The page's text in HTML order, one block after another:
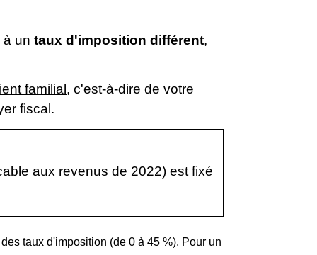
à un taux d'imposition différent,
familial , c'est-à-dire de votre
fiscal.
aux revenus de 2022) est fixé